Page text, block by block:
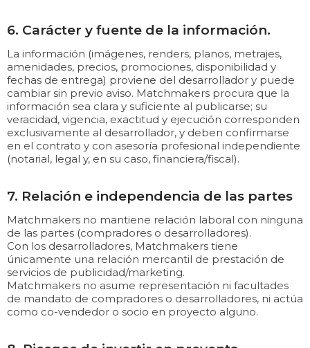
6. Carácter y fuente de la información.
La información (imágenes, renders, planos, metrajes,
amenidades, precios, promociones, disponibilidad y
fechas de entrega) proviene del desarrollador y puede
cambiar sin previo aviso. Matchmakers procura que la
información sea clara y suficiente al publicarse; su
veracidad, vigencia, exactitud y ejecución corresponden
exclusivamente al desarrollador, y deben confirmarse
en el contrato y con asesoría profesional independiente
(notarial, legal y, en su caso, financiera/fiscal).
7. Relación e independencia de las partes
Matchmakers no mantiene relación laboral con ninguna
de las partes (compradores o desarrolladores).
Con los desarrolladores, Matchmakers tiene
únicamente una relación mercantil de prestación de
servicios de publicidad/marketing.
Matchmakers no asume representación ni facultades
de mandato de compradores o desarrolladores, ni actúa
como co-vendedor o socio en proyecto alguno.